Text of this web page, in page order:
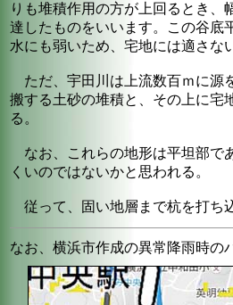
りも堆積作用の方が上回るとき、
達したものをいいます。この谷底
水にも弱いため、宅地には適さな
ただ、宇田川は上流数百ｍに源
搬する土砂の堆積と、その上に宅
る。
なお、これらの地形は平坦部で
くいのではないかと思われる。
従って、固い地層まで杭を打ち
なお、横浜市作成の異常降雨時の